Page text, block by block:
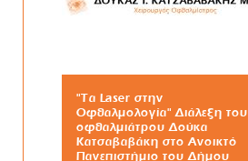
"Τα Laser στην
Οφθαλμολογία" Διάλεξη του
οφθαλμιάτρου Δούκα
Κατσαβαβάκη στο Ανοικτό
Πανεπιστήμιο του Δήμου